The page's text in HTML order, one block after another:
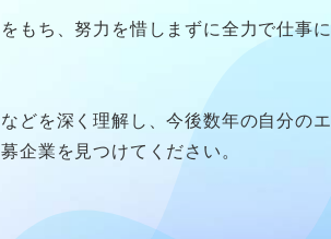
もち、努力を惜しまずに全力で仕事に
どを深く理解し、今後数年の自分のエ
企業を見つけてください。